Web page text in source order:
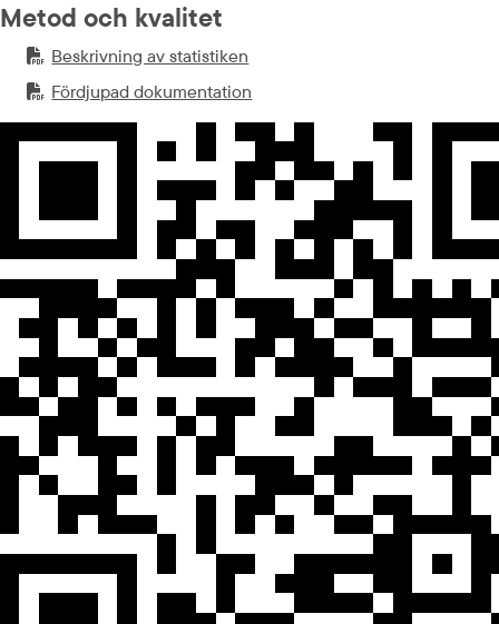
Metod och kvalitet
PDF-fil.
Beskrivning av statistiken
pdf, 97.1 kB.
PDF-fil.
Fördjupad dokumentation
pdf, 695.3 kB.